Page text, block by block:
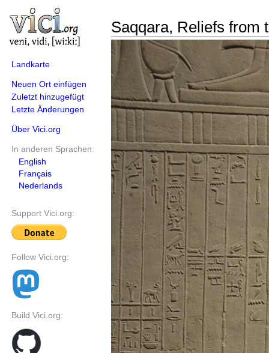
Landkarte
Neuen Ort einfügen
Zuletzt hinzugefügt
Letzte Änderungen
Über Vici.org
In anderen Sprachen:
English
Français
Nederlands
Support Vici.org:
Follow Vici.org:
Build Vici.org:
Saqqara, Reliefs from